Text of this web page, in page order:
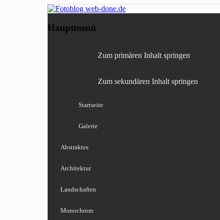
Fotoblog web-
Hauptmenü
Zum primären Inhalt springen
Zum sekundären Inhalt springen
Startseite
Galerie
Abstraktes
Architektur
Landschaften
Monochrom